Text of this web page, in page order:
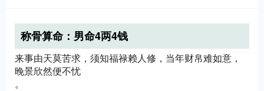
称骨算命：男命4两4钱
来事由天莫苦求，须知福禄赖人修，当年财帛难如意，
晚景欣然便不忧
。